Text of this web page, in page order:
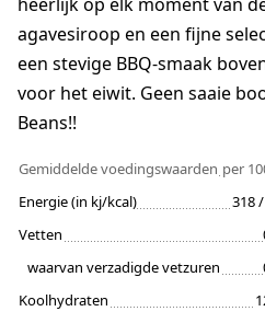
agavesiroop en een fijne
een stevige BBQ-smaak
voor het eiwit. Geen saaie
Beans!!
Gemiddelde voedingswaarden per
Energie (in kj/kcal)
318
Vetten
waarvan verzadigde vetzuren
Koolhydraten